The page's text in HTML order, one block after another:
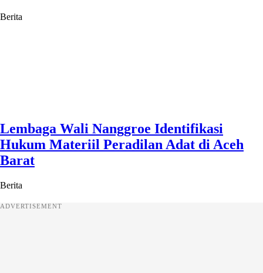
Berita
Lembaga Wali Nanggroe Identifikasi
Hukum Materiil Peradilan Adat di Aceh
Barat
Berita
ADVERTISEMENT